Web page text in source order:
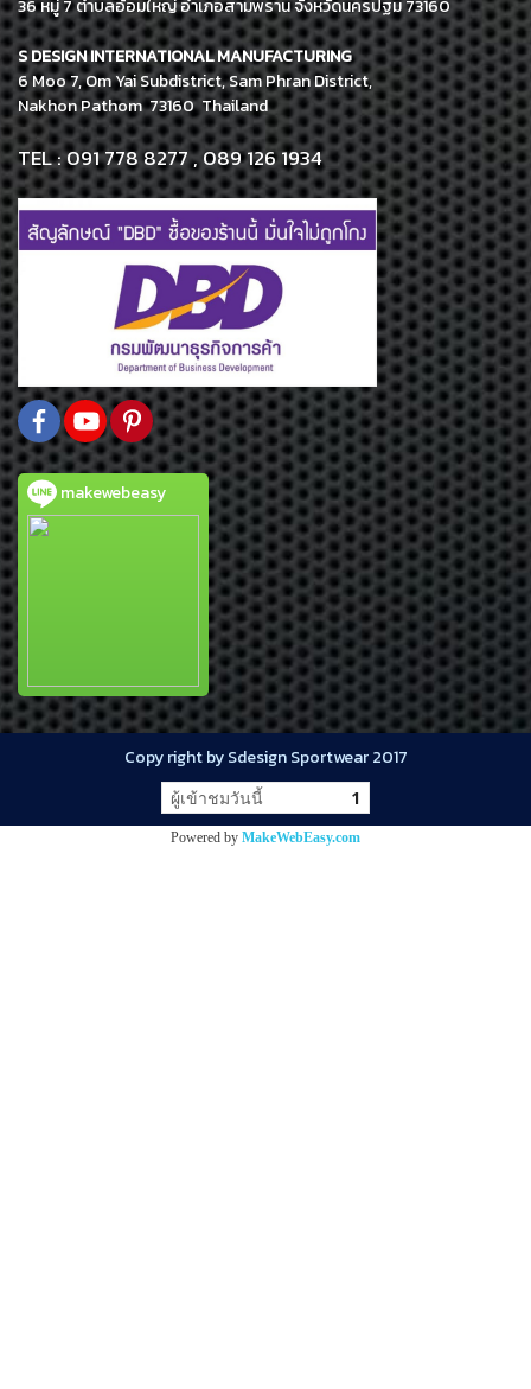
36 หมู่ 7 ตำบลอ้อมใหญ่ อำเภอสามพราน จังหวัดนครปฐม 73160
S DESIGN INTERNATIONAL MANUFACTURING
6 Moo 7, Om Yai Subdistrict, Sam Phran District,
Nakhon Pathom 73160 Thailand
TEL : 091 778 8277 , 089 126 1934
makewebeasy
Copy right by Sdesign Sportwear 2017
ผู้เข้าชมวันนี้ 1
Powered by MakeWebEasy.com